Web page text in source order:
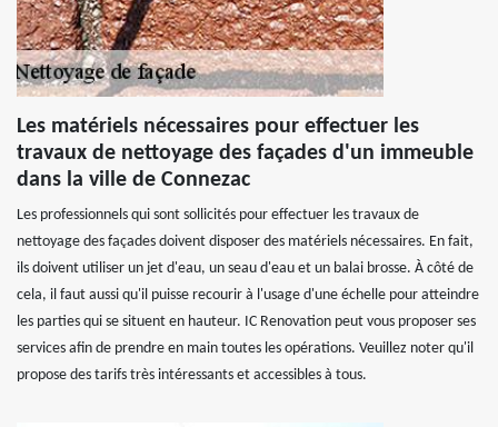
Les matériels nécessaires pour effectuer les
travaux de nettoyage des façades d'un immeuble
dans la ville de Connezac
Les professionnels qui sont sollicités pour effectuer les travaux de
nettoyage des façades doivent disposer des matériels nécessaires. En fait,
ils doivent utiliser un jet d'eau, un seau d'eau et un balai brosse. À côté de
cela, il faut aussi qu'il puisse recourir à l'usage d'une échelle pour atteindre
les parties qui se situent en hauteur. IC Renovation peut vous proposer ses
services afin de prendre en main toutes les opérations. Veuillez noter qu'il
propose des tarifs très intéressants et accessibles à tous.